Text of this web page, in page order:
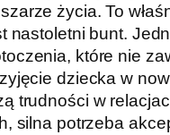
życia. To
nastoletni bunt.
które nie
dziecka w
trudności w
silna potrzeba